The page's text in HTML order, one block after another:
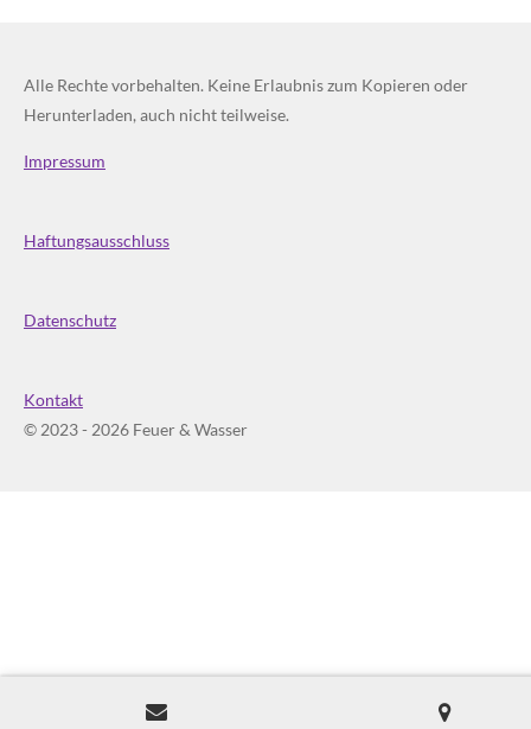
Alle Rechte vorbehalten. Keine Erlaubnis zum Kopieren oder
Herunterladen, auch nicht teilweise.
Impressum
Haftungsausschluss
Datenschutz
Kontakt
© 2023 - 2026 Feuer & Wasser